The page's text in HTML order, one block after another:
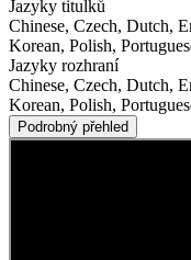
Jazyky titulků
Chinese, Czech, Dutch,
Korean, Polish,
Jazyky rozhraní
Chinese, Czech, Dutch,
Korean, Polish,
Podrobný přehled